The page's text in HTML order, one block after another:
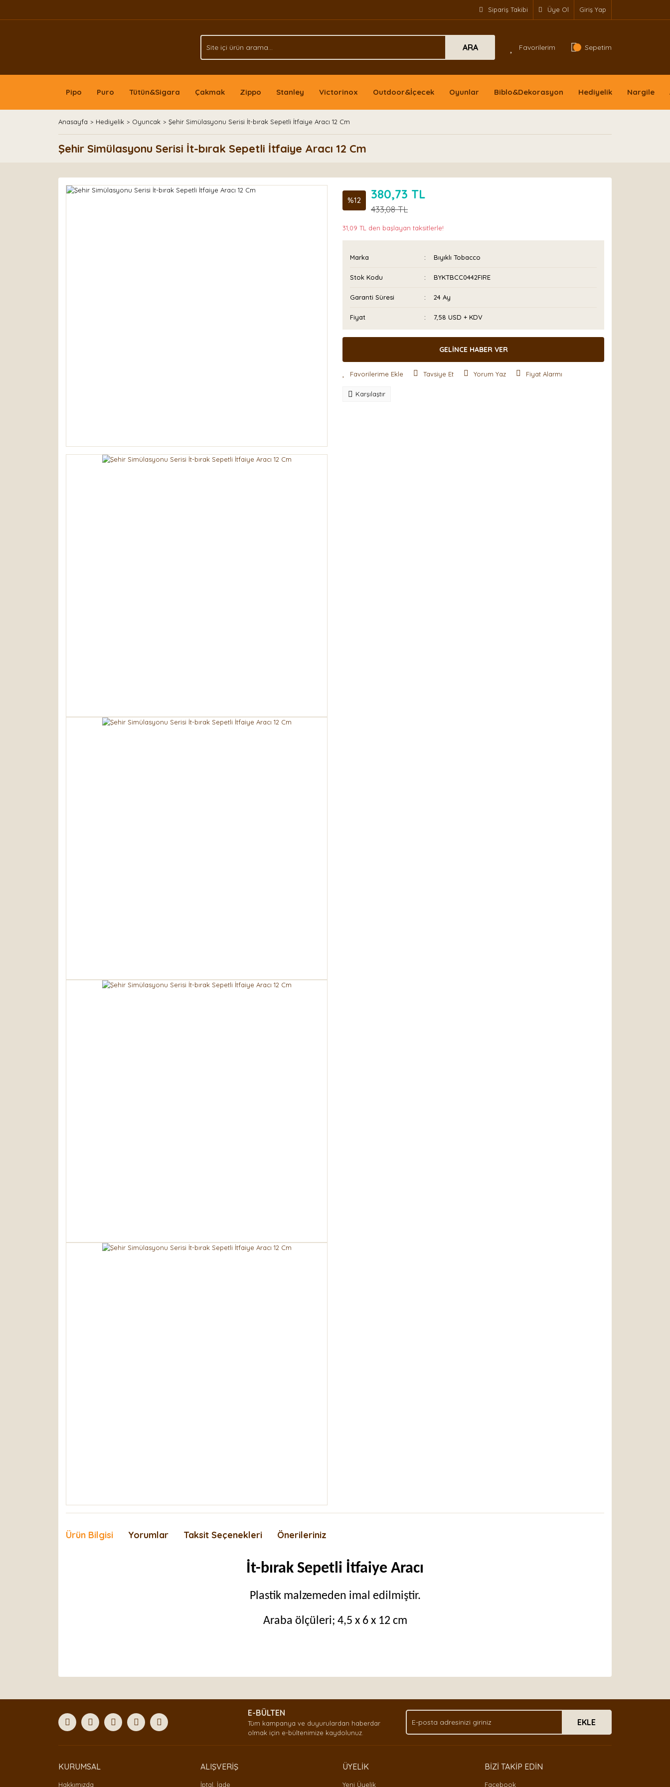
Sipariş Takibi Üye Ol Giriş Yap
ARA Favorilerim Sepetim
Pipo Puro Tütün&Sigara Çakmak Zippo Stanley Victorinox Outdoor&İçecek Oyunlar Biblo&Dekorasyon Hediyelik Nargile
Anasayfa Hediyelik Oyuncak Şehir Simülasyonu Serisi İt-bırak Sepetli İtfaiye Aracı 12 Cm
Şehir Simülasyonu Serisi İt-bırak Sepetli İtfaiye Aracı 12 Cm
%12 380,73 TL
433,08 TL
31,09 TL den başlayan taksitlerle!
Marka Bıyıklı Tobacco
Stok Kodu BYKTBCC0442FIRE
Garanti Süresi 24 Ay
Fiyat 7,58 USD + KDV
GELİNCE HABER VER
Tavsiye Et Yorum Yaz Fiyat Alarmı
Karşılaştır
Ürün Bilgisi Yorumlar Taksit Seçenekleri Önerileriniz
İt-bırak Sepetli İtfaiye Aracı
Plastik malzemeden imal edilmiştir.
Araba ölçüleri; 4,5 x 6 x 12 cm
Ürün açıklamasında eksik bilgiler bulunuyor.
Bu ürüne benzer farklı alternatifler olmalı.
E-BÜLTEN
Tüm kampanya ve duyurulardan haberdar
olmak için e-bültenimize kaydolunuz.
EKLE
KURUMSAL
Hakkımızda
ALIŞVERİŞ
İptal, İade
ÜYELİK
Yeni Üyelik
BİZİ TAKİP EDİN
Facebook